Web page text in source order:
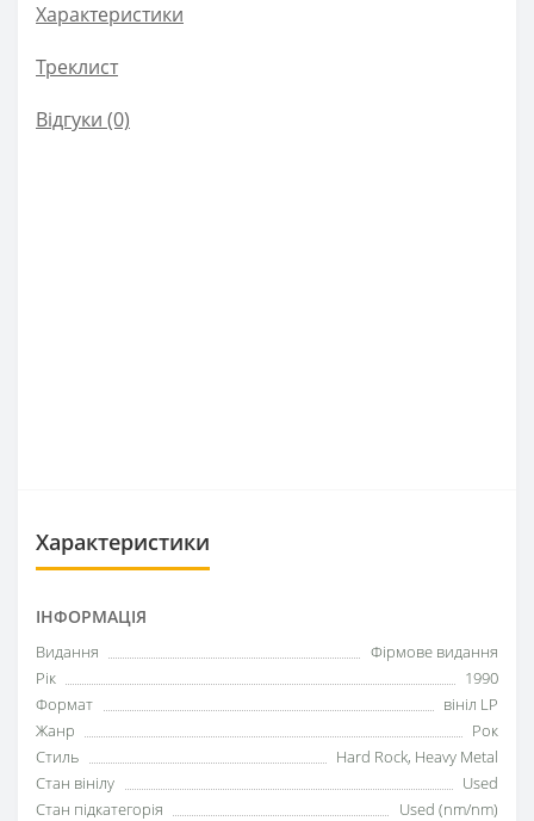
Характеристики
Треклист
Відгуки (0)
Характеристики
ІНФОРМАЦІЯ
Видання
Фірмове видання
Рік
1990
Формат
вініл LP
Жанр
Рок
Стиль
Hard Rock, Heavy Metal
Стан вінілу
Used
Стан підкатегорія
Used (nm/nm)